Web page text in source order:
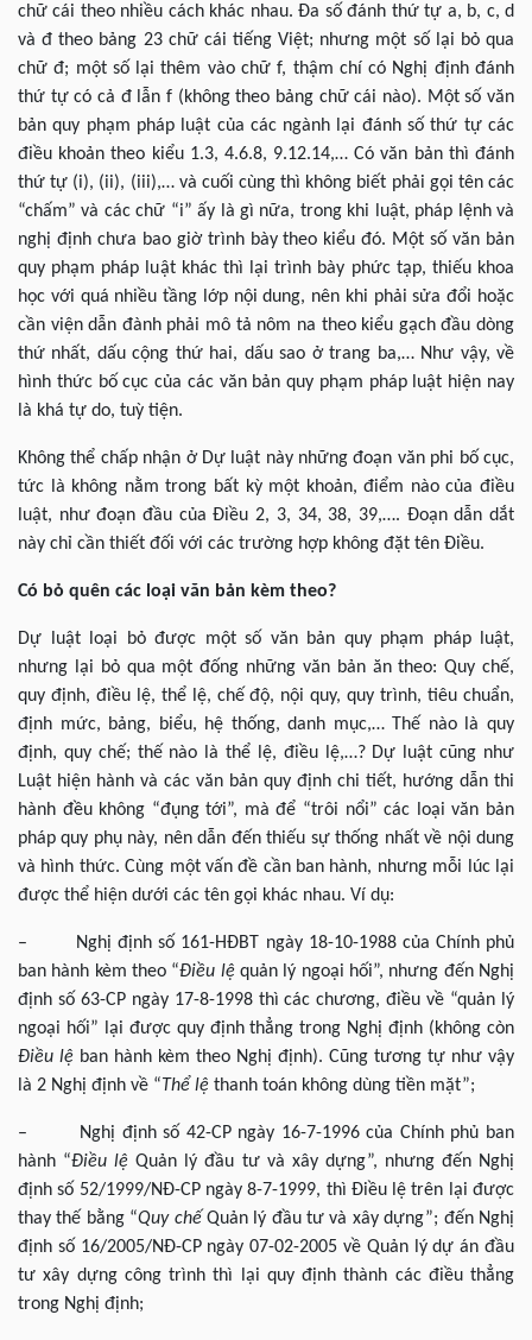
chữ cái theo nhiều cách khác nhau. Đa số đánh thứ tự a, b, c, d
và đ theo bảng 23 chữ cái tiếng Việt; nhưng một số lại bỏ qua
chữ đ; một số lại thêm vào chữ f, thậm chí có Nghị định đánh
thứ tự có cả đ lẫn f (không theo bảng chữ cái nào). Một số văn
bản quy phạm pháp luật của các ngành lại đánh số thứ tự các
điều khoản theo kiểu 1.3, 4.6.8, 9.12.14,… Có văn bản thì đánh
thứ tự (i), (ii), (iii),… và cuối cùng thì không biết phải gọi tên các
“chấm” và các chữ “i” ấy là gì nữa, trong khi luật, pháp lệnh và
nghị định chưa bao giờ trình bày theo kiểu đó. Một số văn bản
quy phạm pháp luật khác thì lại trình bày phức tạp, thiếu khoa
học với quá nhiều tầng lớp nội dung, nên khi phải sửa đổi hoặc
cần viện dẫn đành phải mô tả nôm na theo kiểu gạch đầu dòng
thứ nhất, dấu cộng thứ hai, dấu sao ở trang ba,… Như vậy, về
hình thức bố cục của các văn bản quy phạm pháp luật hiện nay
là khá tự do, tuỳ tiện.
Không thể chấp nhận ở Dự luật này những đoạn văn phi bố cục,
tức là không nằm trong bất kỳ một khoản, điểm nào của điều
luật, như đoạn đầu của Điều 2, 3, 34, 38, 39,…. Đoạn dẫn dắt
này chỉ cần thiết đối với các trường hợp không đặt tên Điều.
Có bỏ quên các loại văn bản kèm theo?
Dự luật loại bỏ được một số văn bản quy phạm pháp luật,
nhưng lại bỏ qua một đống những văn bản ăn theo: Quy chế,
quy định, điều lệ, thể lệ, chế độ, nội quy, quy trình, tiêu chuẩn,
định mức, bảng, biểu, hệ thống, danh mục,… Thế nào là quy
định, quy chế; thế nào là thể lệ, điều lệ,…? Dự luật cũng như
Luật hiện hành và các văn bản quy định chi tiết, hướng dẫn thi
hành đều không “đụng tới”, mà để “trôi nổi” các loại văn bản
pháp quy phụ này, nên dẫn đến thiếu sự thống nhất về nội dung
và hình thức. Cùng một vấn đề cần ban hành, nhưng mỗi lúc lại
được thể hiện dưới các tên gọi khác nhau. Ví dụ:
– Nghị định số 161-HĐBT ngày 18-10-1988 của Chính phủ
ban hành kèm theo “Điều lệquản lý ngoại hối”, nhưng đến Nghị
định số 63-CP ngày 17-8-1998 thì các chương, điều về “quản lý
ngoại hối” lại được quy định thẳng trong Nghị định (không còn
Điều lệ ban hành kèm theo Nghị định). Cũng tương tự như vậy
là 2 Nghị định về “Thể lệ thanh toán không dùng tiền mặt”;
– Nghị định số 42-CP ngày 16-7-1996 của Chính phủ ban
hành “Điều lệ Quản lý đầu tư và xây dựng”, nhưng đến Nghị
định số 52/1999/NĐ-CP ngày 8-7-1999, thì Điều lệ trên lại được
thay thế bằng “Quy chếQuản lý đầu tư và xây dựng”; đến Nghị
định số 16/2005/NĐ-CP ngày 07-02-2005 về Quản lý dự án đầu
tư xây dựng công trình thì lại quy định thành các điều thẳng
trong Nghị định;